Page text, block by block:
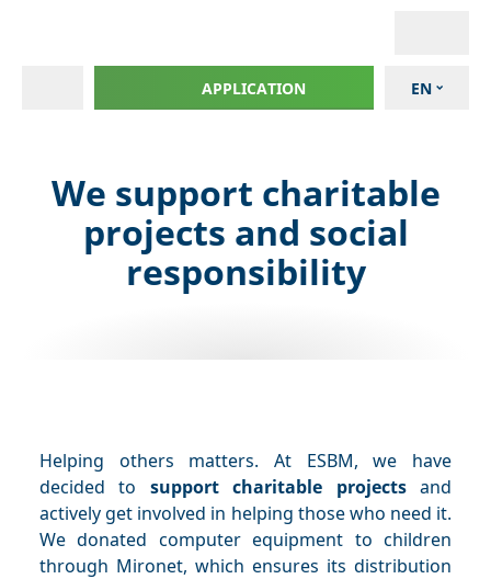
EN
APPLICATION
We support charitable
projects and social
responsibility
Helping others matters. At ESBM, we have
decided to support charitable projectsand
actively get involved in helping those who need it.
We donated computer equipment to children
through Mironet, which ensures its distribution